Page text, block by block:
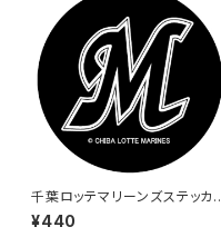
千葉ロッテマリーンズステッカ
6
¥440